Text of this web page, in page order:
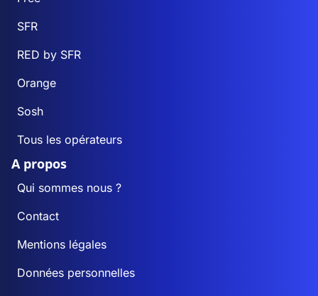
SFR
RED by SFR
Orange
Sosh
Tous les opérateurs
A propos
Qui sommes nous ?
Contact
Mentions légales
Données personnelles